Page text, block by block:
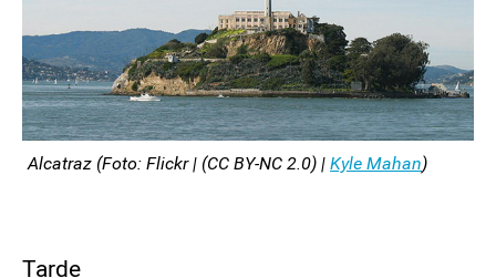
Alcatraz (Foto: Flickr | (CC BY-NC 2.0) | Kyle Mahan)
Tarde